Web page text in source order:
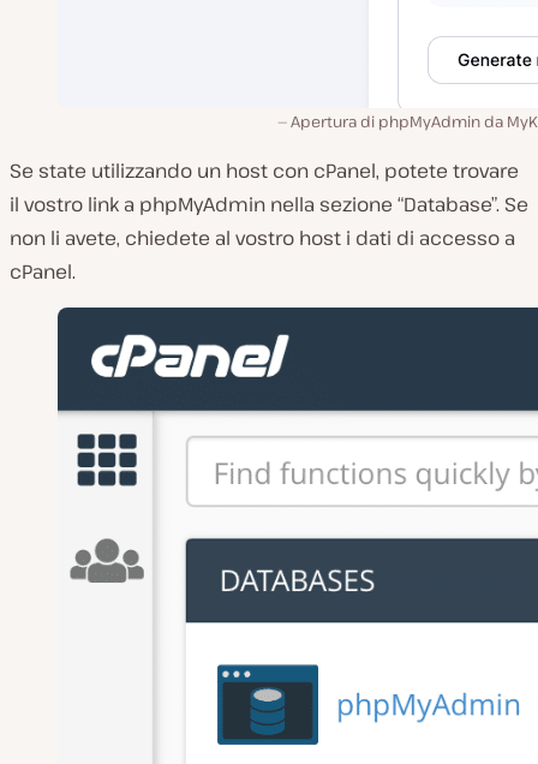
Apertura di phpMyAdmin da
Se state utilizzando un host con cPanel, potete trovare
il vostro link a phpMyAdmin nella sezione “Database”. Se
non li avete, chiedete al vostro host i dati di accesso a
cPanel.